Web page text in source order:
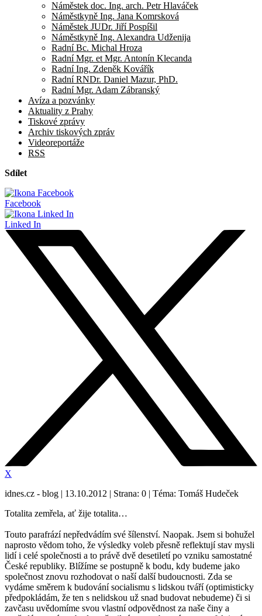
Náměstek doc. Ing. arch. Petr Hlaváček
Náměstkyně Ing. Jana Komrsková
Náměstek JUDr. Jiří Pospíšil
Náměstkyně Ing. Alexandra Udženija
Radní Bc. Michal Hroza
Radní Mgr. et Mgr. Antonín Klecanda
Radní Ing. Zdeněk Kovářík
Radní RNDr. Daniel Mazur, PhD.
Radní Mgr. Adam Zábranský
Avíza a pozvánky
Aktuality z Prahy
Tiskové zprávy
Archiv tiskových zpráv
Videoreportáže
RSS
Sdílet
Facebook
Linked In
X
idnes.cz - blog | 13.10.2012 | Strana: 0 | Téma: Tomáš Hudeček
Totalita zemřela, ať žije totalita…
Touto parafrází nepředvádím své šílenství. Naopak. Jsem si bohužel
naprosto vědom toho, že výsledky voleb přesně reflektují stav mysli
lidí i celé společnosti a to právě dvě desetiletí po vzniku samostatné
České republiky. Blížíme se postupně k bodu, kdy budeme jako
společnost znovu rozhodovat o naší další budoucnosti. Zda se
vydáme směrem k budování socialismu s lidskou tváří (optimisticky
předpokládám, že ten s nelidskou už snad budovat nebudeme) či si
zavčasu uvědomíme svou vlastní odpovědnost za naše činy a